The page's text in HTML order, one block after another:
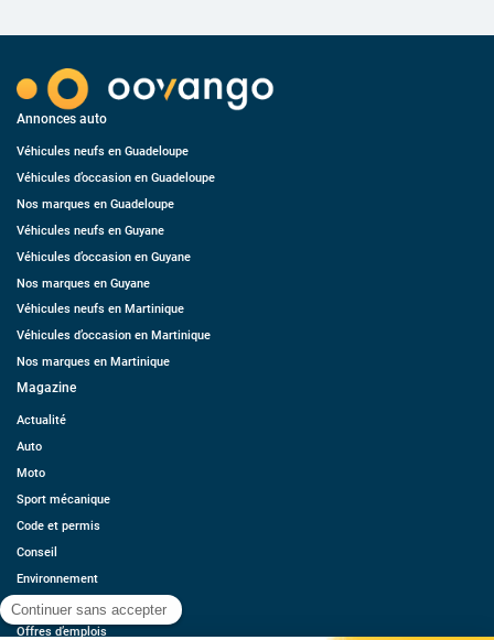
Annonces auto
Véhicules neufs en Guadeloupe
Véhicules d’occasion en Guadeloupe
Nos marques en Guadeloupe
Véhicules neufs en Guyane
Véhicules d’occasion en Guyane
Nos marques en Guyane
Véhicules neufs en Martinique
Véhicules d’occasion en Martinique
Nos marques en Martinique
Magazine
Actualité
Auto
Moto
Sport mécanique
Code et permis
Conseil
Environnement
Économie
Offres d’emplois